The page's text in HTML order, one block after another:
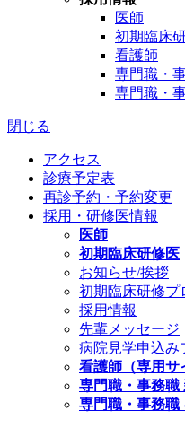
医師
初期臨床
看護師
専門職・
専門職・
閉じる
アクセス
診療予定表
再診予約・予約変更
採用・研修医情報
医師
初期臨床研修医
お知らせ/挨拶
初期臨床研修プ
採用情報
先輩メッセージ
病院見学申込み
看護師（専用サ
専門職・事務職
専門職・事務職